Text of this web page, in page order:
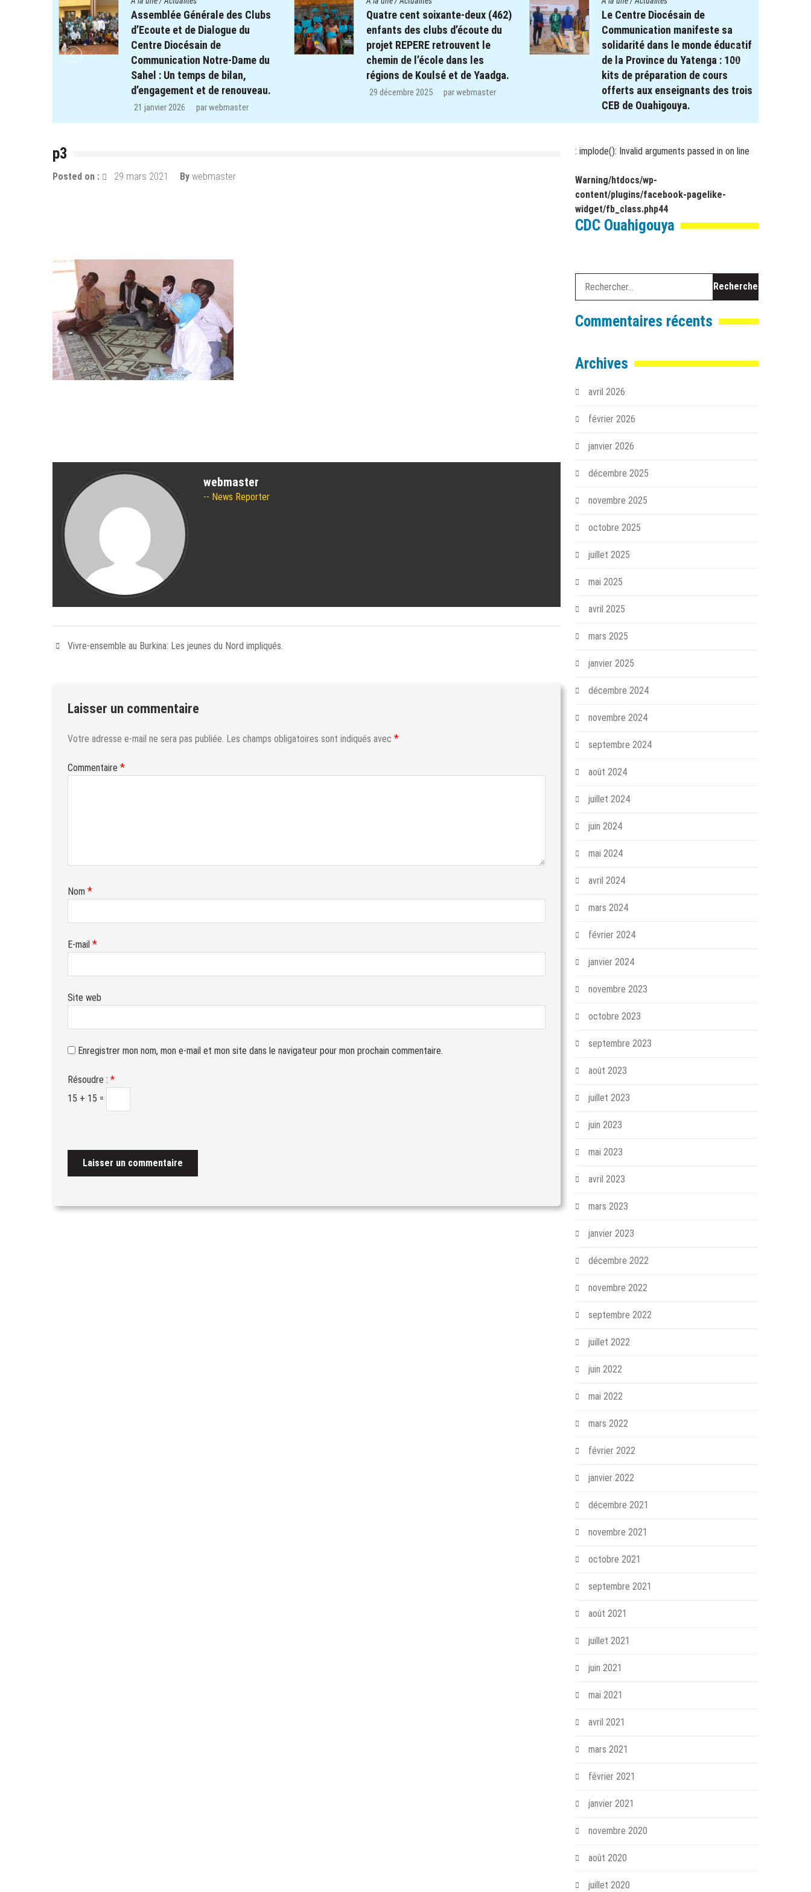
Quatre cent soixante-deux (462)
enfants des clubs d’écoute du
projet REPERE retrouvent le
chemin de l’école dans les
régions de Koulsé et de Yaadga.
29 décembre 2025 parwebmaster
Le Centre Diocésain de
Communication manifeste sa
solidarité dans le monde éducatif
de la Province du Yatenga : 100
kits de préparation de cours
offerts aux enseignants des trois
26 décembre 2025 parwebmaster
Le projet REPERE soutient le
système éducatif : Remise de
Kits scolaires aux élèves à
besoin spécifique dans les
régions de Koulsé et du Yaadga .
17 novembre 2025 parwebmaster
p3
Posted on : 29 mars 2021 By webmaster
webmaster
News Reporter
Vivre-ensemble au Burkina: Les jeunes du Nord impliqués.
Laisser un commentaire
Votre adresse e-mail ne sera pas publiée. Les champs obligatoires sont indiqués avec *
Commentaire *
Nom *
E-mail *
Site web
Enregistrer mon nom, mon e-mail et mon site dans le navigateur pour mon prochain commentaire.
Résoudre : *
15 + 15 =
: implode(): Invalid arguments passed in on line
Warning/htdocs/wp-
content/plugins/facebook-pagelike-
widget/fb_class.php44
CDC Ouahigouya
Commentaires récents
Archives
avril 2026
février 2026
janvier 2026
décembre 2025
novembre 2025
octobre 2025
juillet 2025
mai 2025
avril 2025
mars 2025
janvier 2025
décembre 2024
novembre 2024
septembre 2024
août 2024
juillet 2024
juin 2024
mai 2024
avril 2024
mars 2024
février 2024
janvier 2024
novembre 2023
octobre 2023
septembre 2023
août 2023
juillet 2023
juin 2023
mai 2023
avril 2023
mars 2023
janvier 2023
décembre 2022
novembre 2022
septembre 2022
juillet 2022
juin 2022
mai 2022
mars 2022
février 2022
janvier 2022
décembre 2021
novembre 2021
octobre 2021
septembre 2021
août 2021
juillet 2021
juin 2021
mai 2021
avril 2021
mars 2021
février 2021
janvier 2021
novembre 2020
août 2020
juillet 2020